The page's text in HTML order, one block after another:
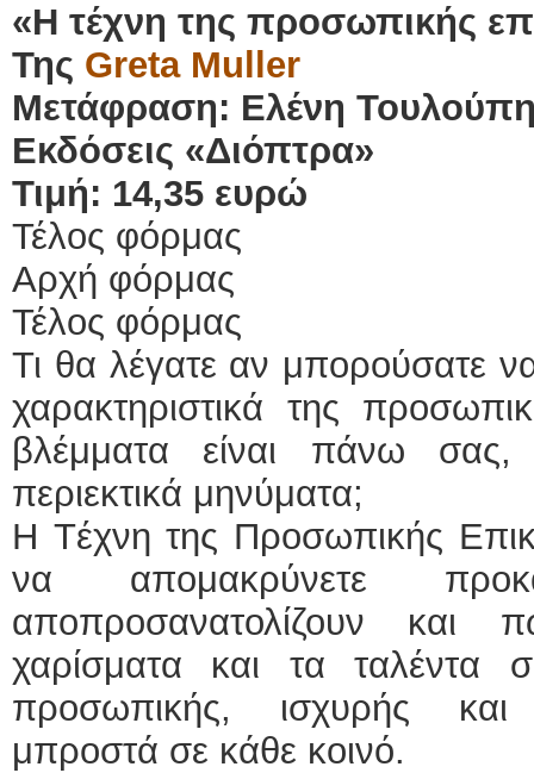
«Η τέχνη της προσωπικής
Της Greta Muller
Μετάφραση: Ελένη
Εκδόσεις «Διόπτρα»
Τιμή: 14,35 ευρώ
Τέλος φόρμας
Αρχή φόρμας
Τέλος φόρμας
Τι θα λέγατε αν μπορούσατε
χαρακτηριστικά της
βλέμματα είναι πάνω
περιεκτικά μηνύματα;
Η Tέχνη της Προσωπικής
να απομακρύνετε
αποπροσανατολίζουν και
χαρίσματα και τα ταλέντα
προσωπικής, ισχυρής και
μπροστά σε κάθε κοινό.